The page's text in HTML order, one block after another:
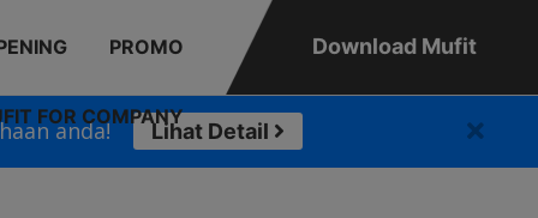
anda! Lihat Detail
PROMO
FOR COMPANY
Download Mufit